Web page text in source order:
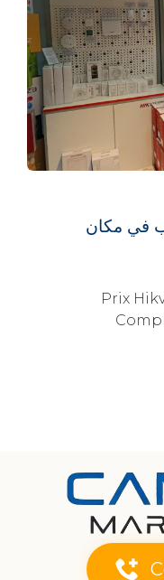
في مكان
Prix